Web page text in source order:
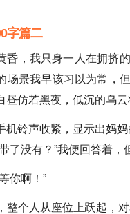
字篇二
昏，我只身一人在拥挤
场景我早该习以为常，
昼仿若黑夜，低沉的乌云
机铃声收紧，显示出妈
了没有？”我便回答着，
你啊！”
整个人从座位上跃起，